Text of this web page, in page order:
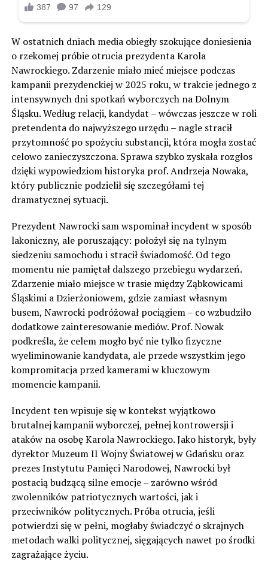
W ostatnich dniach media obiegły szokujące doniesienia
o rzekomej próbie otrucia prezydenta Karola
Nawrockiego. Zdarzenie miało mieć miejsce podczas
kampanii prezydenckiej w 2025 roku, w trakcie jednego z
intensywnych dni spotkań wyborczych na Dolnym
Śląsku. Według relacji, kandydat – wówczas jeszcze w roli
pretendenta do najwyższego urzędu – nagle stracił
przytomność po spożyciu substancji, która mogła zostać
celowo zanieczyszczona. Sprawa szybko zyskała rozgłos
dzięki wypowiedziom historyka prof. Andrzeja Nowaka,
który publicznie podzielił się szczegółami tej
dramatycznej sytuacji.
Prezydent Nawrocki sam wspominał incydent w sposób
lakoniczny, ale poruszający: położył się na tylnym
siedzeniu samochodu i stracił świadomość. Od tego
momentu nie pamiętał dalszego przebiegu wydarzeń.
Zdarzenie miało miejsce w trasie między Ząbkowicami
Śląskimi a Dzierżoniowem, gdzie zamiast własnym
busem, Nawrocki podróżował pociągiem – co wzbudziło
dodatkowe zainteresowanie mediów. Prof. Nowak
podkreśla, że celem mogło być nie tylko fizyczne
wyeliminowanie kandydata, ale przede wszystkim jego
kompromitacja przed kamerami w kluczowym
momencie kampanii.
Incydent ten wpisuje się w kontekst wyjątkowo
brutalnej kampanii wyborczej, pełnej kontrowersji i
ataków na osobę Karola Nawrockiego. Jako historyk, były
dyrektor Muzeum II Wojny Światowej w Gdańsku oraz
prezes Instytutu Pamięci Narodowej, Nawrocki był
postacią budzącą silne emocje – zarówno wśród
zwolenników patriotycznych wartości, jak i
przeciwników politycznych. Próba otrucia, jeśli
potwierdzi się w pełni, mogłaby świadczyć o skrajnych
metodach walki politycznej, sięgających nawet po środki
zagrażające życiu.